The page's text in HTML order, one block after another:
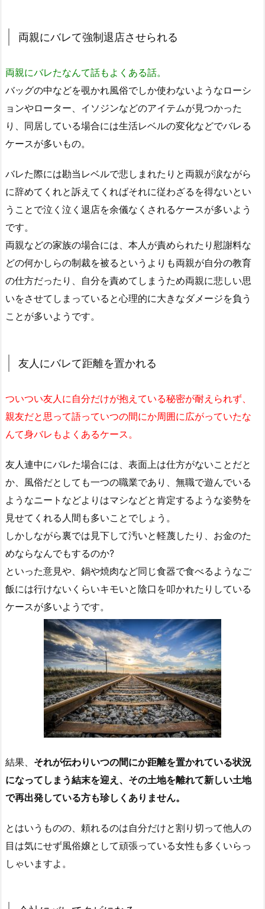
両親にバレて強制退店させられる
両親にバレたなんて話もよくある話。
バッグの中などを覗かれ風俗でしか使わないようなローシ
ョンやローター、イソジンなどのアイテムが見つかった
り、同居している場合には生活レベルの変化などでバレる
ケースが多いもの。
バレた際には勘当レベルで悲しまれたりと両親が涙ながら
に辞めてくれと訴えてくればそれに従わざるを得ないとい
うことで泣く泣く退店を余儀なくされるケースが多いよう
です。
両親などの家族の場合には、本人が責められたり慰謝料な
どの何かしらの制裁を被るというよりも両親が自分の教育
の仕方だったり、自分を責めてしまうため両親に悲しい思
いをさせてしまっていると心理的に大きなダメージを負う
ことが多いようです。
友人にバレて距離を置かれる
ついつい友人に自分だけが抱えている秘密が耐えられず、
親友だと思って語っていつの間にか周囲に広がっていたな
んて身バレもよくあるケース。
友人連中にバレた場合には、表面上は仕方がないことだと
か、風俗だとしても一つの職業であり、無職で遊んでいる
ようなニートなどよりはマシなどと肯定するような姿勢を
見せてくれる人間も多いことでしょう。
しかしながら裏では見下して汚いと軽蔑したり、お金のた
めならなんでもするのか?
といった意見や、鍋や焼肉など同じ食器で食べるようなご
飯には行けないくらいキモいと陰口を叩かれたりしている
ケースが多いようです。
結果、 それが伝わりいつの間にか距離を置かれている状況
になってしまう結末を迎え、その土地を離れて新しい土地
で再出発している方も珍しくありません。
とはいうものの、頼れるのは自分だけと割り切って他人の
目は気にせず風俗嬢として頑張っている女性も多くいらっ
しゃいますよ。